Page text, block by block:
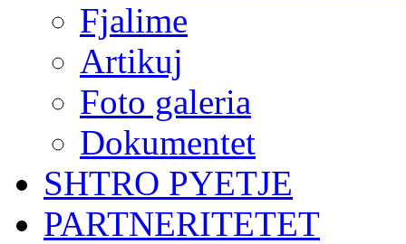
Fjalime
Artikuj
Foto galeria
Dokumentet
SHTRO PYETJE
PARTNERITETET